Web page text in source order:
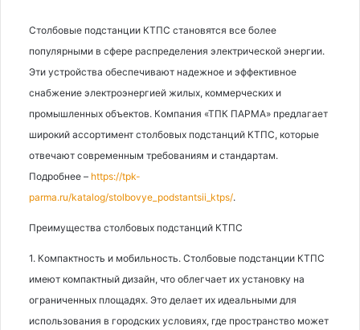
Столбовые подстанции КТПС становятся все более
популярными в сфере распределения электрической энергии.
Эти устройства обеспечивают надежное и эффективное
снабжение электроэнергией жилых, коммерческих и
промышленных объектов. Компания «ТПК ПАРМА» предлагает
широкий ассортимент столбовых подстанций КТПС, которые
отвечают современным требованиям и стандартам.
Подробнее – https://tpk-
parma.ru/katalog/stolbovye_podstantsii_ktps/.
Преимущества столбовых подстанций КТПС
1. Компактность и мобильность. Столбовые подстанции КТПС
имеют компактный дизайн, что облегчает их установку на
ограниченных площадях. Это делает их идеальными для
использования в городских условиях, где пространство может